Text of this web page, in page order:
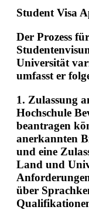
Student Visa
Der Prozess
Universität
umfasst er
1. Zulassung
Hochschule
beantragen
anerkannten
und eine
Land und
über